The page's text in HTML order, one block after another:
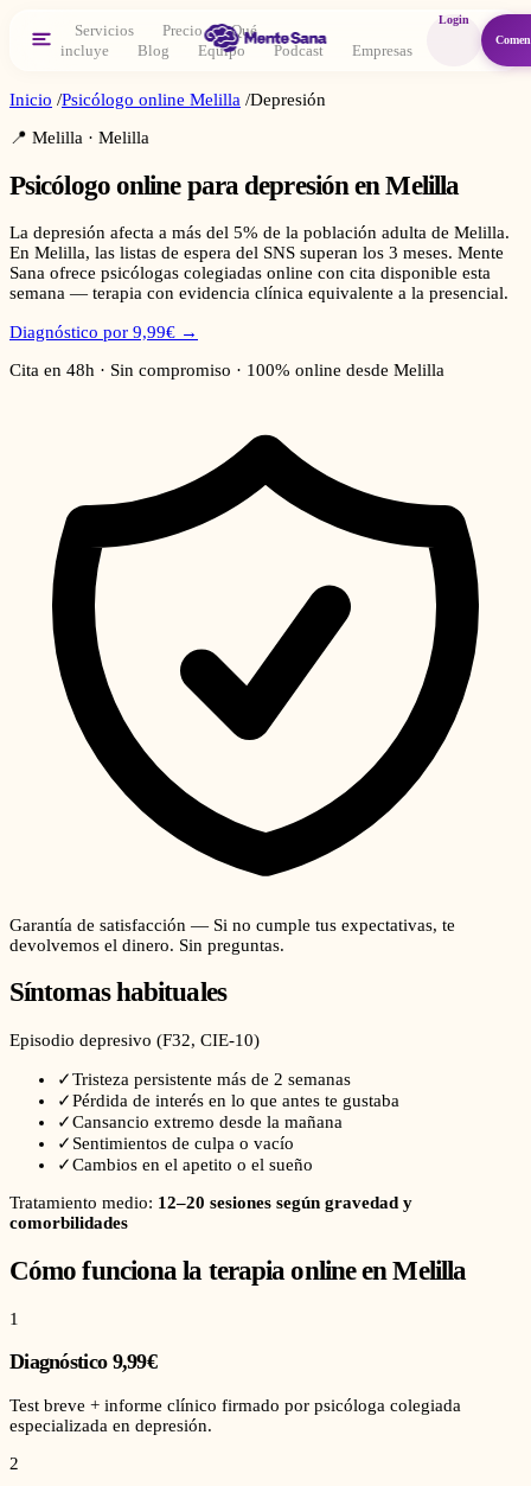
Servicios Precio
Qué
incluye
Blog Equipo Podcast Empresas
Login
Inicio /Psicólogo online Melilla /Depresión
📍 Melilla · Melilla
Psicólogo online para depresión enMelilla
La depresión afecta a más del 5% de la población adulta de Melilla.
En Melilla, las listas de espera del SNS superan los 3 meses. Mente
Sana ofrece psicólogas colegiadas online con cita disponible esta
semana — terapia con evidencia clínica equivalente a la presencial.
Diagnóstico por 9,99€ →
Cita en 48h · Sin compromiso · 100% online desde Melilla
Garantía de satisfacción — Si no cumple tus expectativas, te
devolvemos el dinero. Sin preguntas.
Síntomas habituales
Episodio depresivo (F32, CIE-10)
✓Tristeza persistente más de 2 semanas
✓Pérdida de interés en lo que antes te gustaba
✓Cansancio extremo desde la mañana
✓ Sentimientos de culpa o vacío
✓Cambios en el apetito o el sueño
Tratamiento medio: 12–20 sesiones según gravedad y
comorbilidades
Cómo funciona la terapia online enMelilla
1
Diagnóstico 9,99€
Test breve + informe clínico firmado por psicóloga colegiada
especializada en depresión.
2